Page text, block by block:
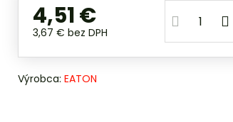
4,51 €
3,67 € bez DPH
Výrobca: EATON